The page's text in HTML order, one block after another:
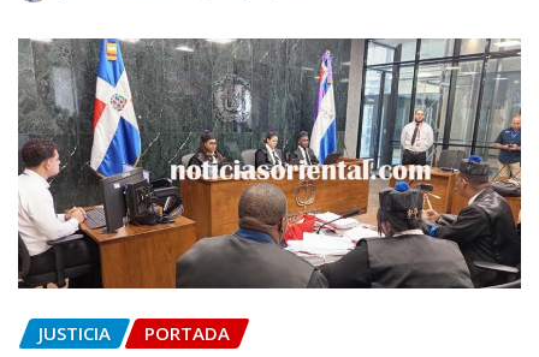
JUSTICIA PORTADA